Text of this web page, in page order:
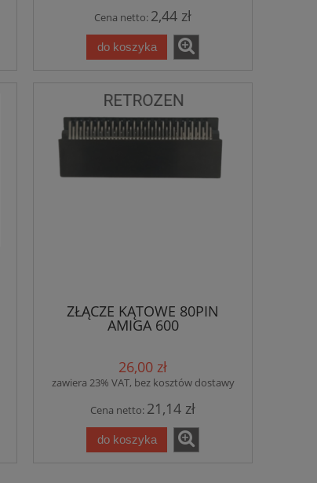
Cena netto: 2,44 zł
do koszyka
ZŁĄCZE KĄTOWE 80PIN
AMIGA 600
26,00 zł
zawiera 23% VAT, bez kosztów dostawy
Cena netto: 21,14 zł
do koszyka